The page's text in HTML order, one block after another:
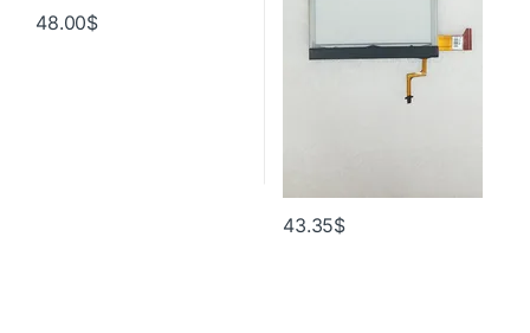
48.00$
43.35$